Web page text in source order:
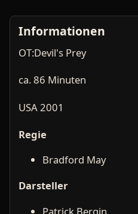
Informationen
OT:Devil's Prey
ca. 86 Minuten
USA 2001
Regie
Bradford May
Darsteller
Patrick Bergin